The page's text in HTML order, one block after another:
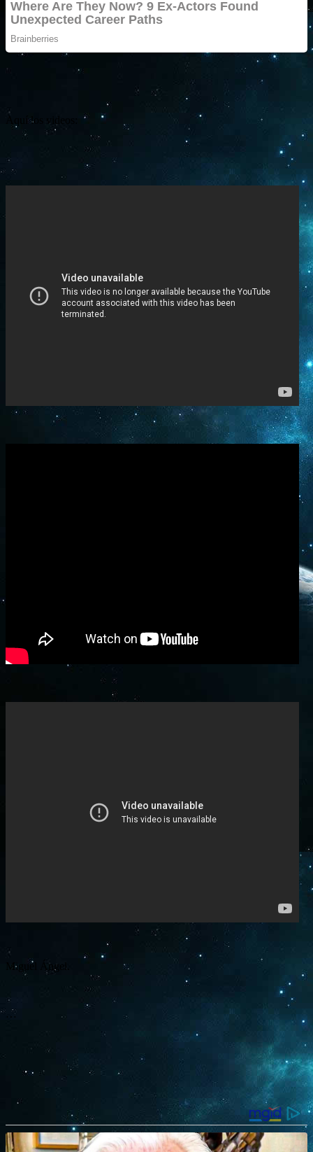
Aquí los videos:
Miguel Ángel.
…